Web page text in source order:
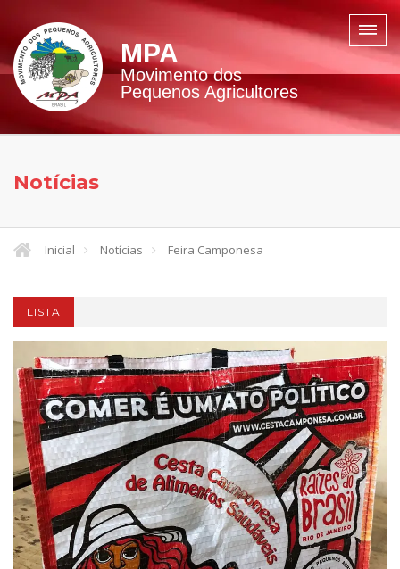
MPA
Movimento dos
Pequenos Agricultores
Notícias
Inicial Notícias Feira Camponesa
LISTA